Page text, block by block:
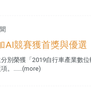
AI競賽獲首獎與優選
別榮獲「2019自行車產業數位
。......(more)